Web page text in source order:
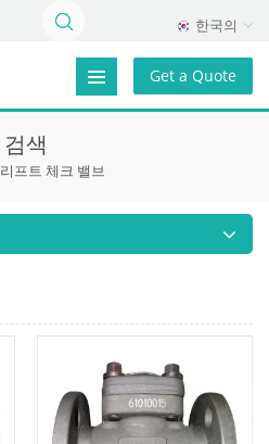
한국의
Get a Quote
검색
리프트 체크 밸브